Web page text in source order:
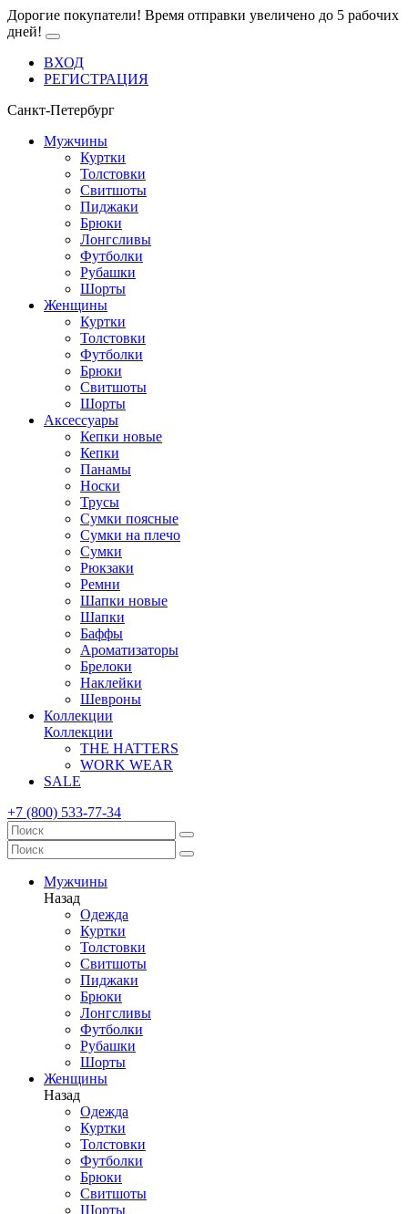
Дорогие покупатели! Время отправки увеличено до 5 рабочих
дней!
ВХОД
РЕГИСТРАЦИЯ
Санкт-Петербург
Мужчины
Куртки
Толстовки
Свитшоты
Пиджаки
Брюки
Лонгсливы
Футболки
Рубашки
Шорты
Женщины
Куртки
Толстовки
Футболки
Брюки
Свитшоты
Шорты
Аксессуары
Кепки новые
Кепки
Панамы
Носки
Трусы
Сумки поясные
Сумки на плечо
Сумки
Рюкзаки
Ремни
Шапки новые
Шапки
Баффы
Ароматизаторы
Брелоки
Наклейки
Шевроны
Коллекции
Коллекции
THE HATTERS
WORK WEAR
SALE
+7 (800) 533-77-34
Мужчины
Назад
Одежда
Куртки
Толстовки
Свитшоты
Пиджаки
Брюки
Лонгсливы
Футболки
Рубашки
Шорты
Женщины
Назад
Одежда
Куртки
Толстовки
Футболки
Брюки
Свитшоты
Шорты